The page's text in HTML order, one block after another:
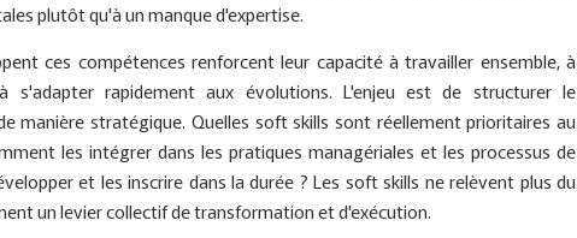
plutôt qu'à un manque d'expertise.
ces compétences renforcent leur capacité à travailler ensemble, à
s'adapter rapidement aux évolutions. L'enjeu est de structurer le
manière stratégique. Quelles soft skills sont réellement prioritaires au
les intégrer dans les pratiques managériales et les processus de
et les inscrire dans la durée ? Les soft skills ne relèvent plus du
un levier collectif de transformation et d'exécution.